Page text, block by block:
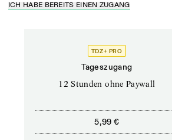
ICH HABE BEREITS EINEN ZUGANG
TDZ+ PRO
Tageszugang
12 Stunden ohne Paywall
5,99 €